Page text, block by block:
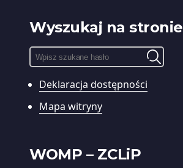
Wyszukaj na stronie
Wyszukiwarka
treści
Pole
wyszukiwania:
Deklaracja dostępności
Mapa witryny
WOMP – ZCLiP